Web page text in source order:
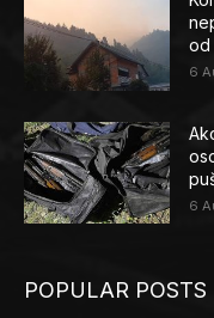
od
6
6
POPULAR POSTS